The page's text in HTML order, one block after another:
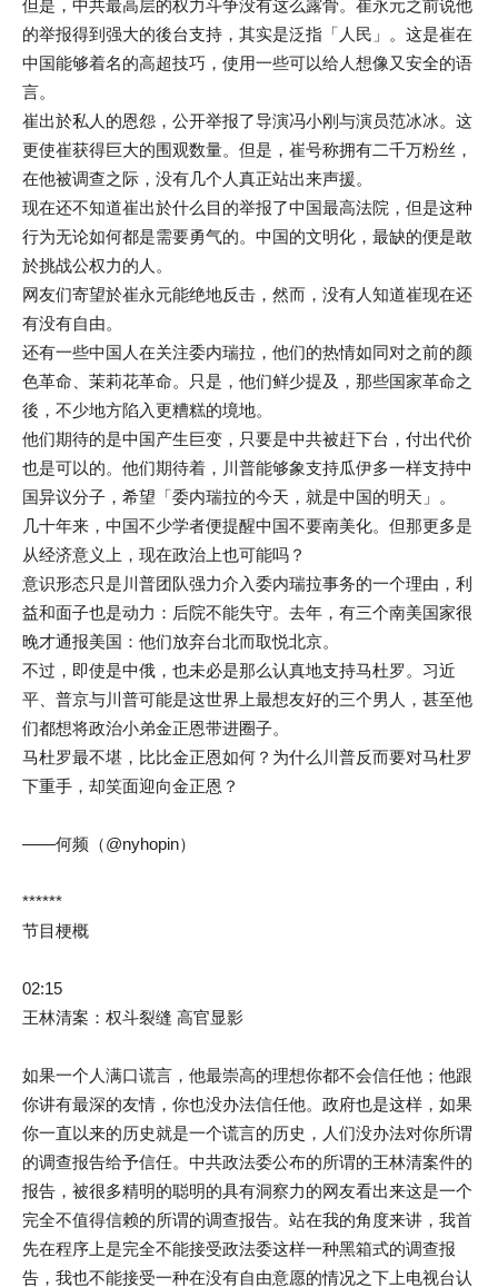
但是，中共最高层的权力斗争没有这么露骨。崔永元之前说他
的举报得到强大的後台支持，其实是泛指「人民」。这是崔在
中国能够着名的高超技巧，使用一些可以给人想像又安全的语
言。
崔出於私人的恩怨，公开举报了导演冯小刚与演员范冰冰。这
更使崔获得巨大的围观数量。但是，崔号称拥有二千万粉丝，
在他被调查之际，没有几个人真正站出来声援。
现在还不知道崔出於什么目的举报了中国最高法院，但是这种
行为无论如何都是需要勇气的。中国的文明化，最缺的便是敢
於挑战公权力的人。
网友们寄望於崔永元能绝地反击，然而，没有人知道崔现在还
有没有自由。
还有一些中国人在关注委内瑞拉，他们的热情如同对之前的颜
色革命、茉莉花革命。只是，他们鲜少提及，那些国家革命之
後，不少地方陷入更糟糕的境地。
他们期待的是中国产生巨变，只要是中共被赶下台，付出代价
也是可以的。他们期待着，川普能够象支持瓜伊多一样支持中
国异议分子，希望「委内瑞拉的今天，就是中国的明天」。
几十年来，中国不少学者便提醒中国不要南美化。但那更多是
从经济意义上，现在政治上也可能吗？
意识形态只是川普团队强力介入委内瑞拉事务的一个理由，利
益和面子也是动力：后院不能失守。去年，有三个南美国家很
晚才通报美国：他们放弃台北而取悦北京。
不过，即使是中俄，也未必是那么认真地支持马杜罗。习近
平、普京与川普可能是这世界上最想友好的三个男人，甚至他
们都想将政治小弟金正恩带进圈子。
马杜罗最不堪，比比金正恩如何？为什么川普反而要对马杜罗
下重手，却笑面迎向金正恩？
——何频（@nyhopin）
******
节目梗概
02:15
王林清案：权斗裂缝 高官显影
如果一个人满口谎言，他最崇高的理想你都不会信任他；他跟
你讲有最深的友情，你也没办法信任他。政府也是这样，如果
你一直以来的历史就是一个谎言的历史，人们没办法对你所谓
的调查报告给予信任。中共政法委公布的所谓的王林清案件的
报告，被很多精明的聪明的具有洞察力的网友看出来这是一个
完全不值得信赖的所谓的调查报告。站在我的角度来讲，我首
先在程序上是完全不能接受政法委这样一种黑箱式的调查报
告，我也不能接受一种在没有自由意愿的情况之下上电视台认